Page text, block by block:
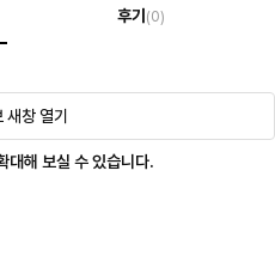
후기 (0)
새창 열기
대해 보실 수 있습니다.